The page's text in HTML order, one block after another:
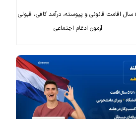
۵ سال اقامت قانونی و پیوسته، درآمد کافی، قبولی
آزمون ادغام اجتماعی